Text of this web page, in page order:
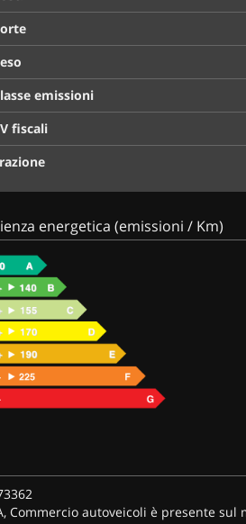
emissioni
fiscali
energetica (emissioni / Km)
Commercio autoveicoli è presente sul